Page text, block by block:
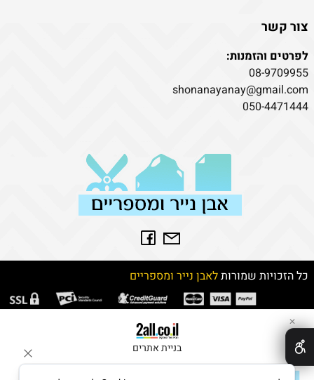
צור קשר
לפרטים והזמנות:
08-9709955
shonanayanay@gmail.com
050-4471444
כל הזכויות שמורותלאבן נייר ומספריים
בניית אתרים
✕